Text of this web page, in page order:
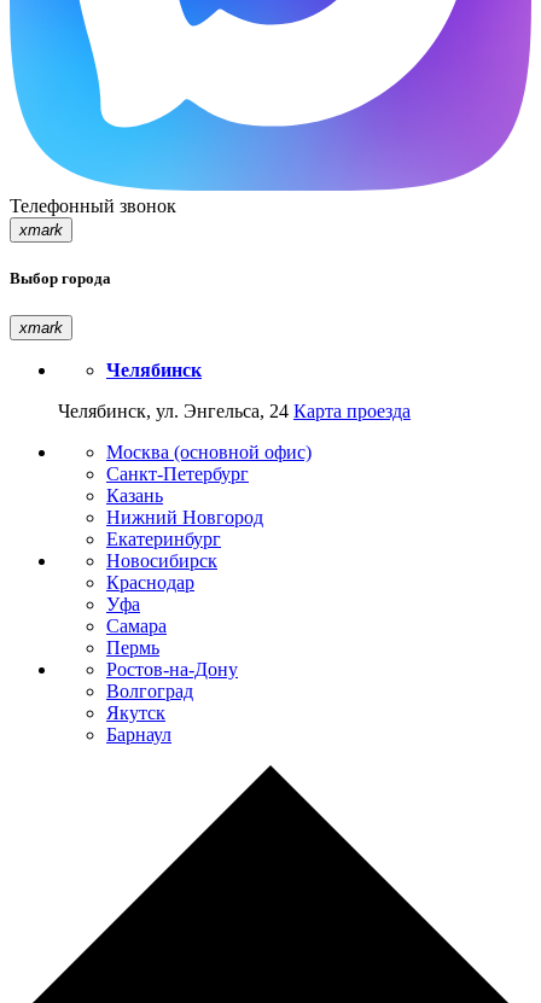
Телефонный звонок
xmark
Выбор города
xmark
Челябинск
Челябинск, ул. Энгельса, 24 Карта проезда
Москва (основной офис)
Санкт-Петербург
Казань
Нижний Новгород
Екатеринбург
Новосибирск
Краснодар
Уфа
Самара
Пермь
Ростов-на-Дону
Волгоград
Якутск
Барнаул